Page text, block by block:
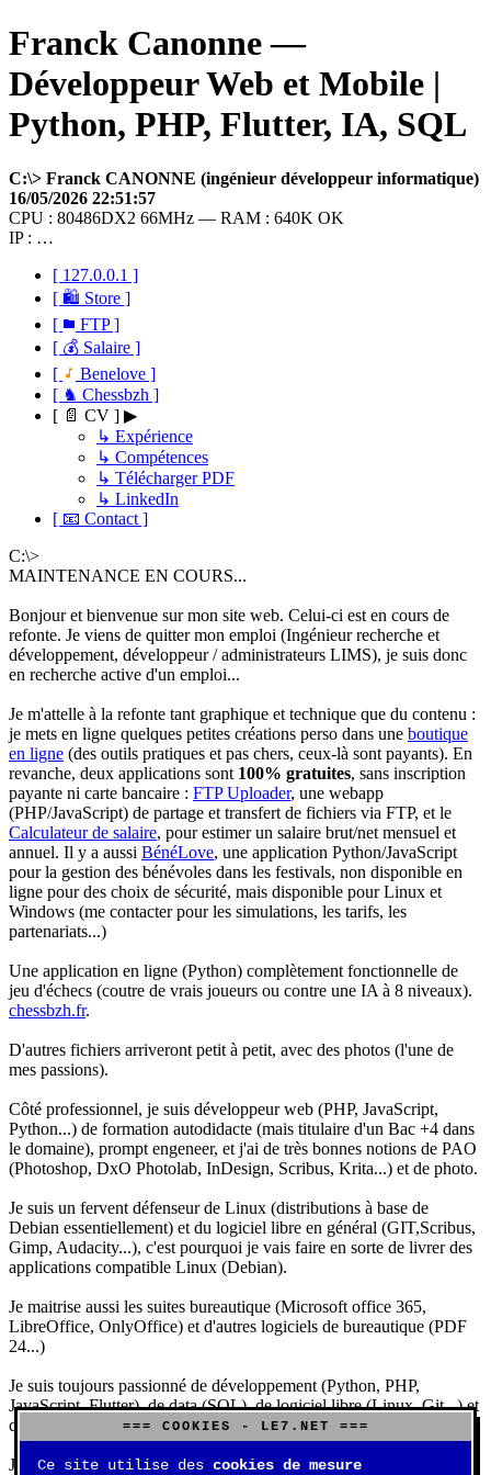
Franck Canonne —
Développeur Web et Mobile |
Python, PHP, Flutter, IA, SQL
C:\> Franck CANONNE (ingénieur développeur informatique)
16/05/2026 22:51:57
CPU : 80486DX2 66MHz — RAM : 640K OK
IP : …
[ 127.0.0.1 ]
[ 🛍 Store ]
[
FTP ]
[ 💰 Salaire ]
[
Benelove ]
[ ♞ Chessbzh ]
[ 📄 CV ] ▶
↳ Expérience
↳ Compétences
↳ Télécharger PDF
↳ LinkedIn
[ 📧 Contact ]
C:\>
MAINTENANCE EN COURS...
Bonjour et bienvenue sur mon site web. Celui-ci est en cours de
refonte. Je viens de quitter mon emploi (Ingénieur recherche et
développement, développeur / administrateurs LIMS), je suis donc
en recherche active d'un emploi...
Je m'attelle à la refonte tant graphique et technique que du contenu :
je mets en ligne quelques petites créations perso dans une boutique
en ligne (des outils pratiques et pas chers, ceux-là sont payants). En
revanche, deux applications sont 100% gratuites, sans inscription
payante ni carte bancaire : FTP Uploader, une webapp
(PHP/JavaScript) de partage et transfert de fichiers via FTP, et le
Calculateur de salaire, pour estimer un salaire brut/net mensuel et
annuel. Il y a aussi BénéLove, une application Python/JavaScript
pour la gestion des bénévoles dans les festivals, non disponible en
ligne pour des choix de sécurité, mais disponible pour Linux et
Windows (me contacter pour les simulations, les tarifs, les
partenariats...)
Une application en ligne (Python) complètement fonctionnelle de
jeu d'échecs (coutre de vrais joueurs ou contre une IA à 8 niveaux).
chessbzh.fr.
D'autres fichiers arriveront petit à petit, avec des photos (l'une de
mes passions).
Côté professionnel, je suis développeur web (PHP, JavaScript,
Python...) de formation autodidacte (mais titulaire d'un Bac +4 dans
le domaine), prompt engeneer, et j'ai de très bonnes notions de PAO
(Photoshop, DxO Photolab, InDesign, Scribus, Krita...) et de photo.
Je suis un fervent défenseur de Linux (distributions à base de
Debian essentiellement) et du logiciel libre en général (GIT,Scribus,
Gimp, Audacity...), c'est pourquoi je vais faire en sorte de livrer des
applications compatible Linux (Debian).
Je maitrise aussi les suites bureautique (Microsoft office 365,
LibreOffice, OnlyOffice) et d'autres logiciels de bureautique (PDF
24...)
Je suis toujours passionné de développement (Python, PHP,
JavaScript, Flutter), de data (SQL), de logiciel libre (Linux, Git...) et
d'IA (principalement Claude et DeepSeek).
J'aime jouer, surtout aux jeux de sociétés (Risk, Uno, Scrabble...),
=== COOKIES - LE7.NET ===
Ce site utilise des cookies de mesure